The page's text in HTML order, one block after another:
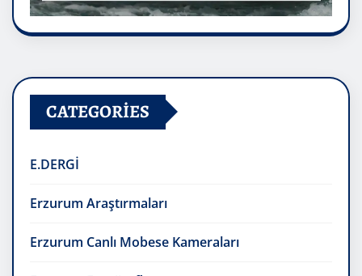
CATEGORIES
E.DERGİ
Erzurum Araştırmaları
Erzurum Canlı Mobese Kameraları